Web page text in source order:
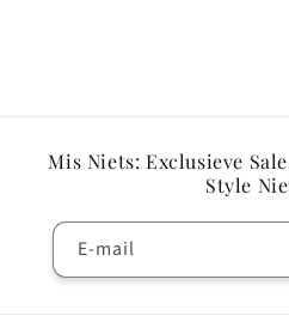
Mis Niets: Exclusieve
Style
E‑mail